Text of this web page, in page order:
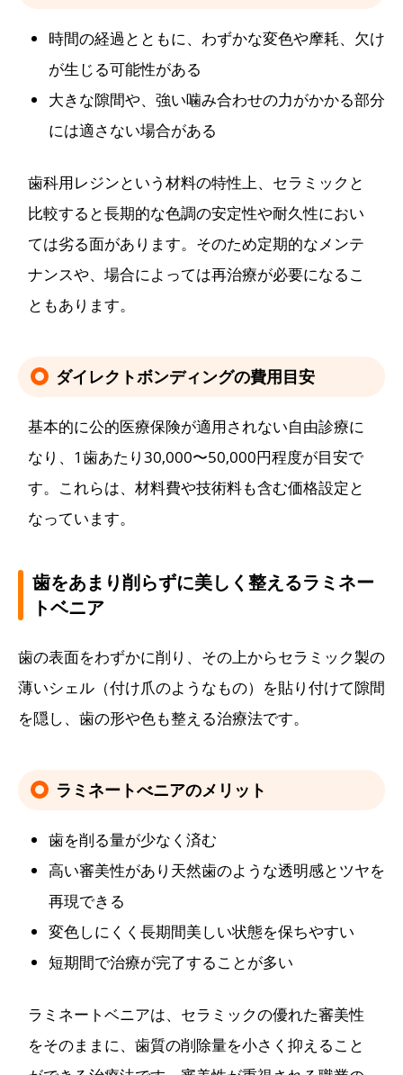
時間の経過とともに、わずかな変色や摩耗、欠け
が生じる可能性がある
大きな隙間や、強い噛み合わせの力がかかる部分
には適さない場合がある
歯科用レジンという材料の特性上、セラミックと
比較すると長期的な色調の安定性や耐久性におい
ては劣る面があります。そのため定期的なメンテ
ナンスや、場合によっては再治療が必要になるこ
ともあります。
ダイレクトボンディングの費用目安
基本的に公的医療保険が適用されない自由診療に
なり、1歯あたり30,000〜50,000円程度が目安で
す。これらは、材料費や技術料も含む価格設定と
なっています。
歯をあまり削らずに美しく整えるラミネー
トベニア
歯の表面をわずかに削り、その上からセラミック製の
薄いシェル（付け爪のようなもの）を貼り付けて隙間
を隠し、歯の形や色も整える治療法です。
ラミネートべニアのメリット
歯を削る量が少なく済む
高い審美性があり天然歯のような透明感とツヤを
再現できる
変色しにくく長期間美しい状態を保ちやすい
短期間で治療が完了することが多い
ラミネートベニアは、セラミックの優れた審美性
をそのままに、歯質の削除量を小さく抑えること